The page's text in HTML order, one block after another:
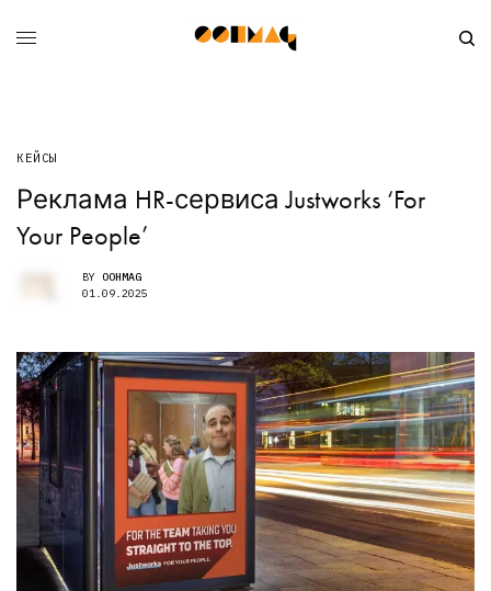
КЕЙСЫ
Реклама HR-сервиса Justworks ‘For
Your People’
BY OOHMAG
01.09.2025